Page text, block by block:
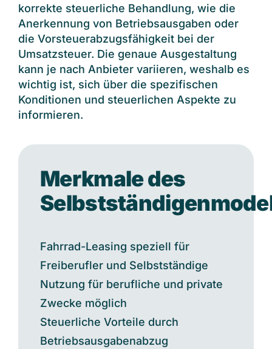
korrekte steuerliche Behandlung, wie die
Anerkennung von Betriebsausgaben oder
die Vorsteuerabzugsfähigkeit bei der
Umsatzsteuer. Die genaue Ausgestaltung
kann je nach Anbieter variieren, weshalb es
wichtig ist, sich über die spezifischen
Konditionen und steuerlichen Aspekte zu
informieren.
Merkmale des
Fahrrad-Leasing speziell für
Freiberufler und Selbstständige
Nutzung für berufliche und private
Zwecke möglich
Steuerliche Vorteile durch
Betriebsausgabenabzug